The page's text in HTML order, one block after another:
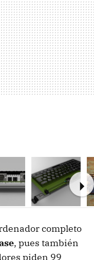
completo
, pues también
piden 99